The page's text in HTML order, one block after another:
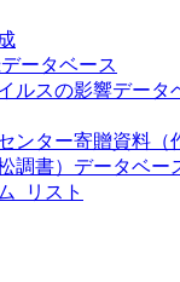
ータベース
ルスの影響データ
ンター寄贈資料（
調書）データベー
_リスト